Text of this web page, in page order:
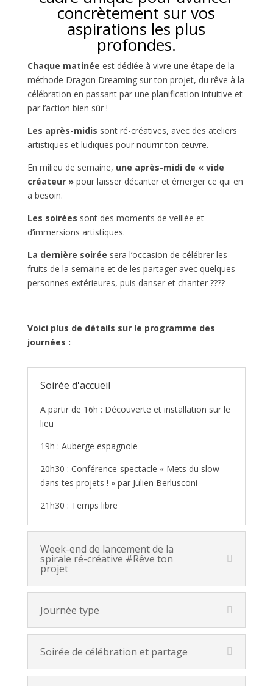
concrètement sur vos
aspirations les plus
profondes.
Chaque matinée est dédiée à vivre une étape de la
méthode Dragon Dreaming sur ton projet, du rêve à la
célébration en passant par une planification intuitive et
par l’action bien sûr !
Les après-midis sont ré-créatives, avec des ateliers
artistiques et ludiques pour nourrir ton œuvre.
En milieu de semaine, une après-midi de « vide
créateur »pour laisser décanter et émerger ce qui en
a besoin.
Les soirées sont des moments de veillée et
d’immersions artistiques.
La dernière soirée sera l’occasion de célébrer les
fruits de la semaine et de les partager avec quelques
personnes extérieures, puis danser et chanter ????
Voici plus de détails sur le programme des
journées :
Soirée d'accueil
A partir de 16h : Découverte et installation sur le
lieu
19h : Auberge espagnole
20h30 : Conférence-spectacle « Mets du slow
dans tes projets ! » par Julien Berlusconi
21h30 : Temps libre
Week-end de lancement de la
spirale ré-créative #Rêve ton
projet
Journée type
Soirée de célébration et partage